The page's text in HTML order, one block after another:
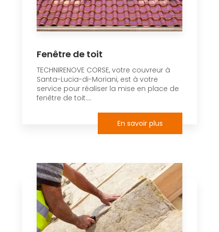
Fenêtre de toit
TECHNIRENOVE CORSE, votre couvreur à
Santa-Lucia-di-Moriani, est à votre
service pour réaliser la mise en place de
fenêtre de toit....
En savoir plus